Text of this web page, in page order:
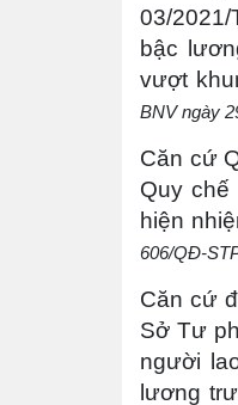
03/
bậc
vượt
BNV ngày
Căn cứ
Quy
hiện
606/QĐ-
Căn cứ
Sở Tư
người
lương